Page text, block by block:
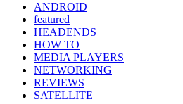
ANDROID
featured
HEADENDS
HOW TO
MEDIA PLAYERS
NETWORKING
REVIEWS
SATELLITE